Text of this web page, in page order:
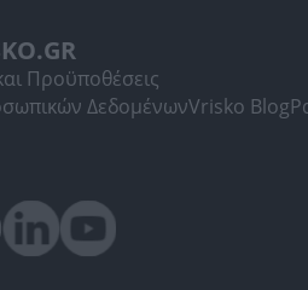
Προϋποθέσεις
ΔεδομένωνVrisko Blog